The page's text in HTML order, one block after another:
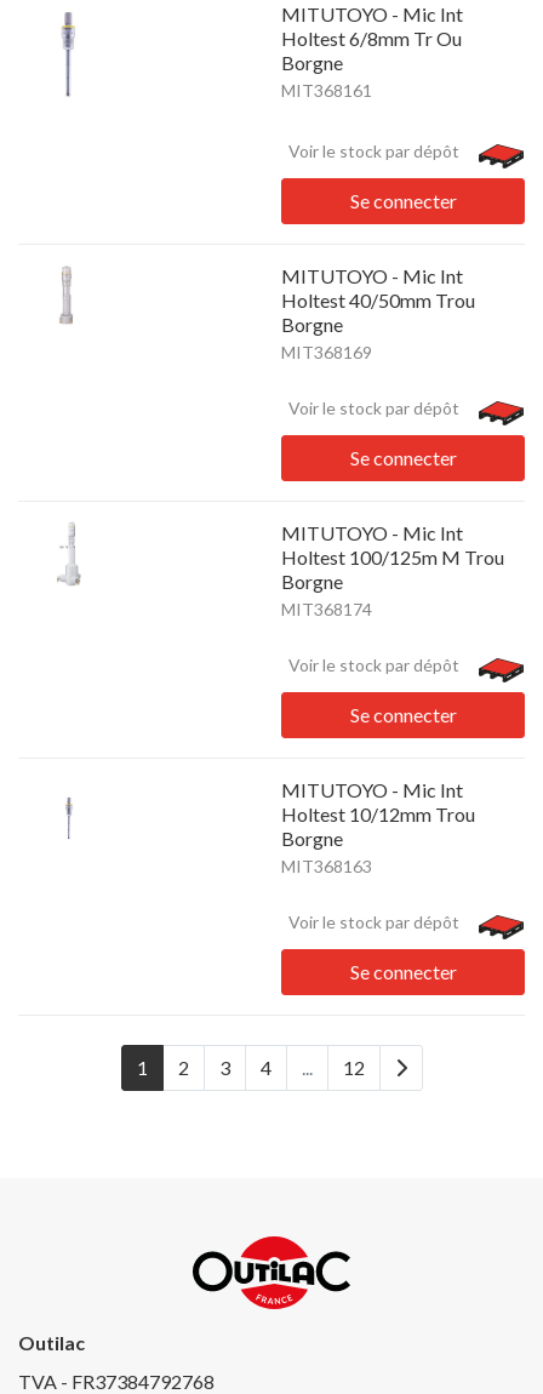
MITUTOYO - Mic Int
Holtest 6/8mm Tr Ou
Borgne
MIT368161
Voir le stock par dépôt
Se connecter
MITUTOYO - Mic Int
Holtest 40/50mm Trou
Borgne
MIT368169
Voir le stock par dépôt
Se connecter
MITUTOYO - Mic Int
Holtest 100/125m M Trou
Borgne
MIT368174
Voir le stock par dépôt
Se connecter
MITUTOYO - Mic Int
Holtest 10/12mm Trou
Borgne
MIT368163
Voir le stock par dépôt
Se connecter
1 2 3 4 ... 12
Outilac
TVA - FR37384792768